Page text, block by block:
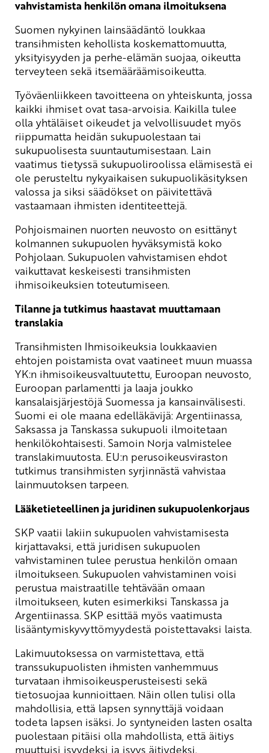
vahvistamista henkilön omana ilmoituksena
Suomen nykyinen lainsäädäntö loukkaa
transihmisten kehollista koskemattomuutta,
yksityisyyden ja perhe-elämän suojaa, oikeutta
terveyteen sekä itsemääräämisoikeutta.
Työväenliikkeen tavoitteena on yhteiskunta, jossa
kaikki ihmiset ovat tasa-arvoisia. Kaikilla tulee
olla yhtäläiset oikeudet ja velvollisuudet myös
riippumatta heidän sukupuolestaan tai
sukupuolisesta suuntautumisestaan. Lain
vaatimus tietyssä sukupuoliroolissa elämisestä ei
ole perusteltu nykyaikaisen sukupuolikäsityksen
valossa ja siksi säädökset on päivitettävä
vastaamaan ihmisten identiteettejä.
Pohjoismainen nuorten neuvosto on esittänyt
kolmannen sukupuolen hyväksymistä koko
Pohjolaan. Sukupuolen vahvistamisen ehdot
vaikuttavat keskeisesti transihmisten
ihmisoikeuksien toteutumiseen.
Tilanne ja tutkimus haastavat muuttamaan
translakia
Transihmisten Ihmisoikeuksia loukkaavien
ehtojen poistamista ovat vaatineet muun muassa
YK:n ihmisoikeusvaltuutettu, Euroopan neuvosto,
Euroopan parlamentti ja laaja joukko
kansalaisjärjestöjä Suomessa ja kansainvälisesti.
Suomi ei ole maana edelläkävijä: Argentiinassa,
Saksassa ja Tanskassa sukupuoli ilmoitetaan
henkilökohtaisesti. Samoin Norja valmistelee
translakimuutosta. EU:n perusoikeusviraston
tutkimus transihmisten syrjinnästä vahvistaa
lainmuutoksen tarpeen.
Lääketieteellinen ja juridinen sukupuolenkorjaus
SKP vaatii lakiin sukupuolen vahvistamisesta
kirjattavaksi, että juridisen sukupuolen
vahvistaminen tulee perustua henkilön omaan
ilmoitukseen. Sukupuolen vahvistaminen voisi
perustua maistraatille tehtävään omaan
ilmoitukseen, kuten esimerkiksi Tanskassa ja
Argentiinassa. SKP esittää myös vaatimusta
lisääntymiskyvyttömyydestä poistettavaksi laista.
Lakimuutoksessa on varmistettava, että
transsukupuolisten ihmisten vanhemmuus
turvataan ihmisoikeusperusteisesti sekä
tietosuojaa kunnioittaen. Näin ollen tulisi olla
mahdollisia, että lapsen synnyttäjä voidaan
todeta lapsen isäksi. Jo syntyneiden lasten osalta
puolestaan pitäisi olla mahdollista, että äitiys
muuttuisi isyydeksi ja isyys äitiydeksi.